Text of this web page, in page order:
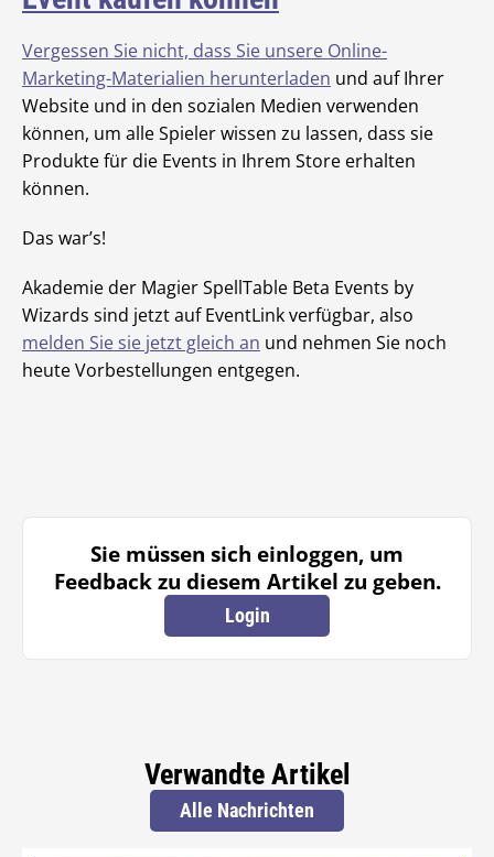
Vergessen Sie nicht, dass Sie unsere Online-
Marketing-Materialien herunterladen und auf Ihrer
Website und in den sozialen Medien verwenden
können, um alle Spieler wissen zu lassen, dass sie
Produkte für die Events in Ihrem Store erhalten
können.
Das war’s!
Akademie der Magier SpellTable Beta Events by
Wizards sind jetzt auf EventLink verfügbar, also
melden Sie sie jetzt gleich an und nehmen Sie noch
heute Vorbestellungen entgegen.
Sie müssen sich einloggen, um
Feedback zu diesem Artikel zu geben.
Login
Verwandte Artikel
Alle Nachrichten